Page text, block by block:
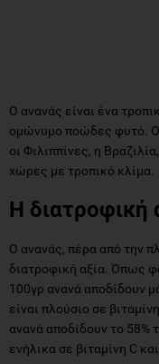
Ο ανανάς είναι ένα
ομώνυμο ποώδες φυτό. Ο
οι Φιλιππίνες, η
χώρες με τροπικό κλίμα.
Η διατροφική
Ο ανανάς, πέρα από την
διατροφική αξία. Όπως
100γρ ανανά αποδίδουν
είναι πλούσιο σε
ανανά αποδίδουν το
ενήλικα σε βιταμίνη C